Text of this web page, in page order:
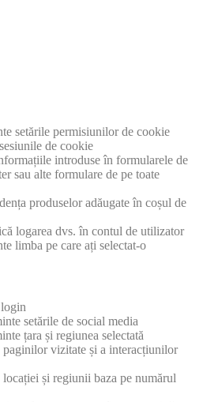
setările permisiunilor de cookie
de cookie
introduse în formularele de
sau alte formulare de pe toate
produselor adăugate în coșul de
logarea dvs. în contul de utilizator
limba pe care ați selectat-o
setările de social media
țara și regiunea selectată
vizitate și a interacțiunilor
și regiunii baza pe numărul